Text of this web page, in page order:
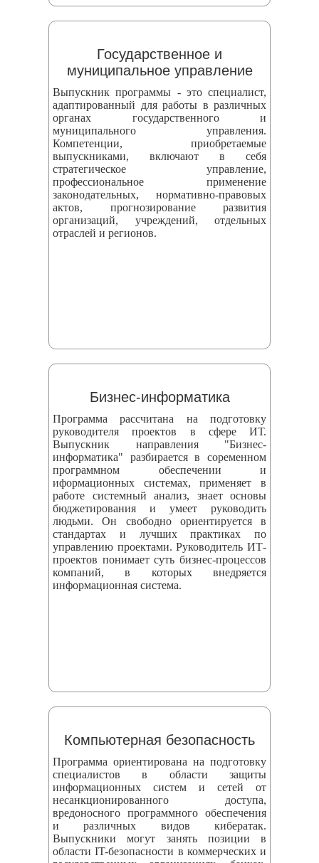
Государственное и
муниципальное управление
Выпускник программы - это специалист,
адаптированный для работы в различных
органах государственного и
муниципального управления.
Компетенции, приобретаемые
выпускниками, включают в себя
стратегическое управление,
профессиональное применение
законодательных, нормативно-правовых
актов, прогнозирование развития
организаций, учреждений, отдельных
отраслей и регионов.
Бизнес-информатика
Программа рассчитана на подготовку
руководителя проектов в сфере ИТ.
Выпускник направления "Бизнес-
информатика" разбирается в соременном
программном обеспечении и
иформационных системах, применяет в
работе системный анализ, знает основы
бюджетирования и умеет руководить
людьми. Он свободно ориентируется в
стандартах и лучших практиках по
управлению проектами. Руководитель ИТ-
проектов понимает суть бизнес-процессов
компаний, в которых внедряется
информационная система.
Компьютерная безопасность
Программа ориентирована на подготовку
специалистов в области защиты
информационных систем и сетей от
несанкционированного доступа,
вредоносного программного обеспечения
и различных видов кибератак.
Выпускники могут занять позиции в
области IT-безопасности в коммерческих и